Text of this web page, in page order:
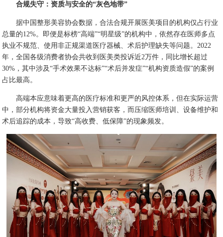
合规失守：资质与安全的“灰色地带”
据中国整形美容协会数据，合法合规开展医美项目的机构仅占行业
总量的12%。即便是标榜“高端”“明星级”的机构中，依然存在医师多点
执业不规范、使用非正规渠道医疗器械、术后护理缺失等问题。2022
年，全国各级消费者协会共收到医美类投诉近2万件，同比增长超过
30%，其中涉及“手术效果不达标”“术后并发症”“机构资质造假”的案例
占比最高。
高端本应意味着更高的医疗标准和更严的风控体系，但在实际运营
中，部分机构将资金大量投入营销获客，而压缩医师培训、设备维护和
术后追踪的成本，导致“高收费、低保障”的现象频发。